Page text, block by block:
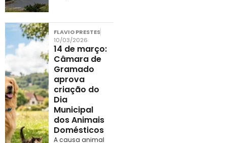
FLAVIO PRESTES
10/03/2026
14 de março:
Câmara de
Gramado
aprova
criação do
Dia
Municipal
dos Animais
Domésticos
A causa animal